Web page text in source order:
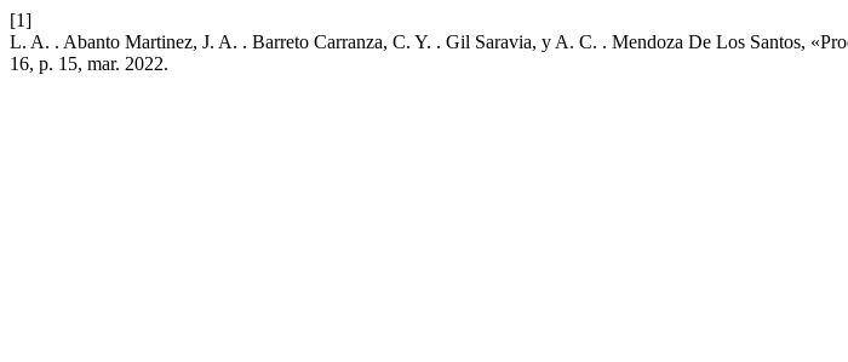
[1]
L. A. . Abanto Martinez, J. A. . Barreto Carranza, C. Y. . Gil Saravia, y A. C. . Mendoza De Los Santos,
16, p. 15, mar. 2022.